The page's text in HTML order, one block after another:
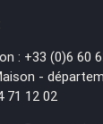
: +33 (0)6 60
-
71 12 02